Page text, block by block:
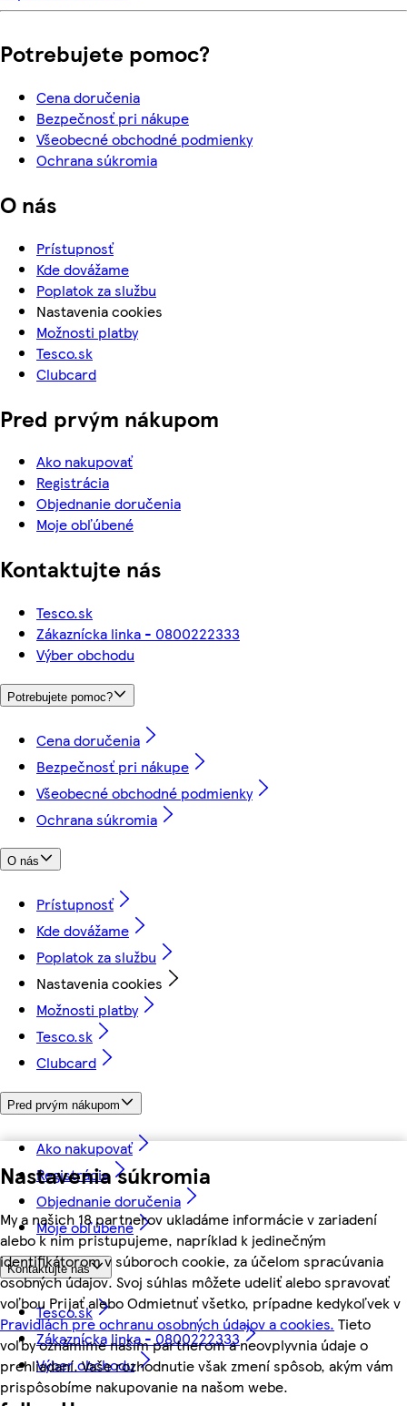
Nastavenia súkromia
My a našich 18 partnerov ukladáme informácie v zariadení
alebo k nim pristupujeme, napríklad k jedinečným
identifikátorom v súboroch cookie, za účelom spracúvania
osobných údajov. Svoj súhlas môžete udeliť alebo spravovať
voľbou Prijať alebo Odmietnuť všetko, prípadne kedykoľvek v
Pravidlách pre ochranu osobných údajov a cookies. Tieto
voľby oznámime našim partnerom a neovplyvnia údaje o
prehliadaní. Vaše rozhodnutie však zmení spôsob, akým vám
prispôsobíme nakupovanie na našom webe.
Potrebujete pomoc?
Cena doručenia
Bezpečnosť pri nákupe
Všeobecné obchodné podmienky
Ochrana súkromia
O nás
Prístupnosť
Kde dovážame
Poplatok za službu
Nastavenia cookies
Možnosti platby
Tesco.sk
Clubcard
Pred prvým nákupom
Ako nakupovať
Registrácia
Objednanie doručenia
Moje obľúbené
Kontaktujte nás
Tesco.sk
Zákaznícka linka - 0800222333
Výber obchodu
Potrebujete pomoc?
Cena doručenia
Bezpečnosť pri nákupe
Všeobecné obchodné podmienky
Ochrana súkromia
O nás
Prístupnosť
Kde dovážame
Poplatok za službu
Nastavenia cookies
Možnosti platby
Tesco.sk
Clubcard
Pred prvým nákupom
Ako nakupovať
Registrácia
Objednanie doručenia
Moje obľúbené
Kontaktujte nás
Tesco.sk
Zákaznícka linka - 0800222333
Výber obchodu